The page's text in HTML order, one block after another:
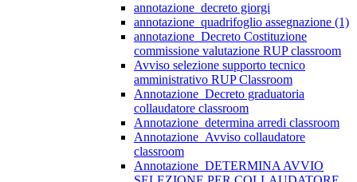
annotazione_decreto giorgi
annotazione_quadrifoglio assegnazione (1)
annotazione_Decreto Costituzione
commissione valutazione RUP classroom
Avviso selezione supporto tecnico
amministrativo RUP Classroom
Annotazione_Decreto graduatoria
collaudatore classroom
Annotazione_determina arredi classroom
Annotazione_Avviso collaudatore
classroom
Annotazione_DETERMINA AVVIO